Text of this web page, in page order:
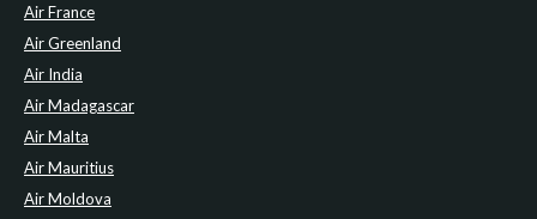
Air France
Air Greenland
Air India
Air Madagascar
Air Malta
Air Mauritius
Air Moldova